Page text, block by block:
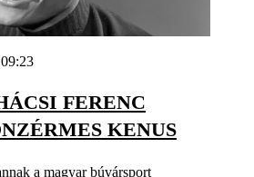
FERENC
KENUS
a magyar búvársport